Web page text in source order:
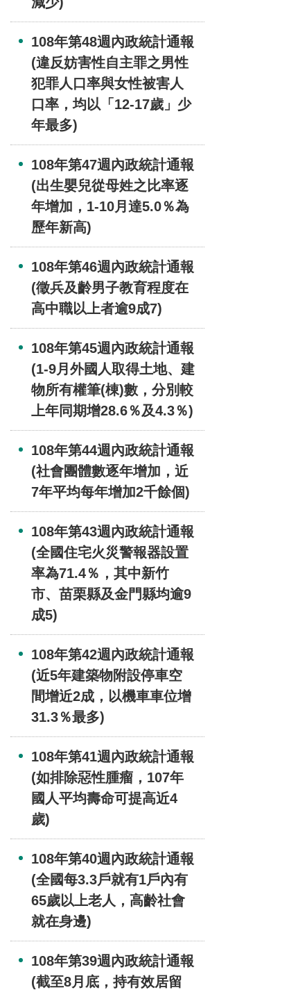
108年第48週內政統計通報
(違反妨害性自主罪之男性
犯罪人口率與女性被害人
口率，均以「12-17歲」少
年最多)
108年第47週內政統計通報
(出生嬰兒從母姓之比率逐
年增加，1-10月達5.0％為
歷年新高)
108年第46週內政統計通報
(徵兵及齡男子教育程度在
高中職以上者逾9成7)
108年第45週內政統計通報
(1-9月外國人取得土地、建
物所有權筆(棟)數，分別較
上年同期增28.6％及4.3％)
108年第44週內政統計通報
(社會團體數逐年增加，近
7年平均每年增加2千餘個)
108年第43週內政統計通報
(全國住宅火災警報器設置
率為71.4％，其中新竹
市、苗栗縣及金門縣均逾9
成5)
108年第42週內政統計通報
(近5年建築物附設停車空
間增近2成，以機車車位增
31.3％最多)
108年第41週內政統計通報
(如排除惡性腫瘤，107年
國人平均壽命可提高近4
歲)
108年第40週內政統計通報
(全國每3.3戶就有1戶內有
65歲以上老人，高齡社會
就在身邊)
108年第39週內政統計通報
(截至8月底，持有效居留